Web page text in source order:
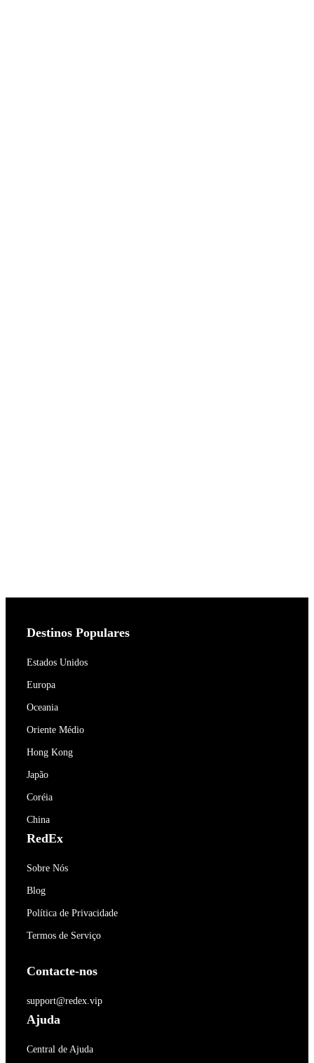
Destinos Populares
Estados Unidos
Europa
Oceania
Oriente Médio
Hong Kong
Japão
Coréia
China
RedEx
Sobre Nós
Blog
Política de Privacidade
Termos de Serviço
Contacte-nos
support@redex.vip
Ajuda
Central de Ajuda